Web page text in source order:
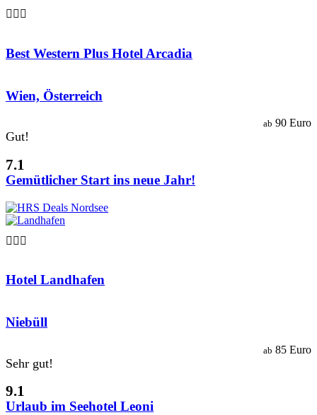

Best Western Plus Hotel Arcadia
Wien, Österreich
Gut!
7.1
ab 90 Euro
Gemütlicher Start ins neue Jahr!

Hotel Landhafen
Niebüll
Sehr gut!
9.1
ab 85 Euro
Urlaub im Seehotel Leoni